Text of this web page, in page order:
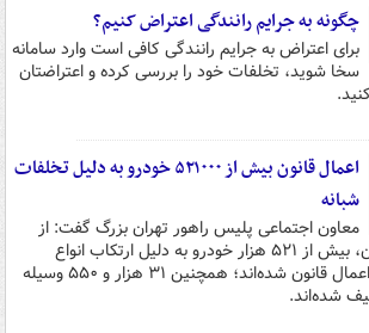
چگونه به جرایم رانندگی اعتراض کنیم؟
برای اعتراض به جرایم رانندگی کافی است وارد سامانه
سخا شوید، تخلفات خود را بررسی کرده و اعتراضتان
اعمال قانون بیش از ۵۲۱۰۰۰ خودرو به دلیل تخلفات
شبانه
معاون اجتماعی پلیس راهور تهران بزرگ گفت: از
ابتدای سال ۱۴۰۴ تاکنون، بیش از ۵۲۱ هزار خودرو به دلیل ارتکاب انواع
تخلفات شبانه مشمول اعمال قانون شده‌اند؛ همچنین ۳۱ هزار و ۵۵۰ وسیله
شده‌اند.